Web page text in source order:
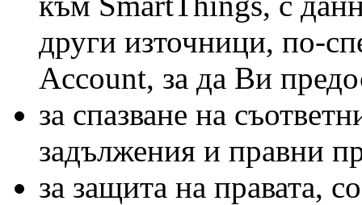
други източници, по-
Account, за да Ви
за спазване на
задължения и правни
за защита на правата,